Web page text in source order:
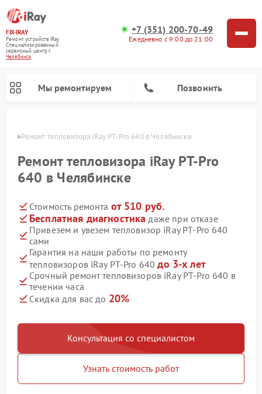
FIX-IRAY
Ремонт устройств iRay
Специализированный
cервисный центр г.
Челябинск
+7 (351) 200-70-49
Ежедневно с 9:00 до 21:00
Мы ремонтируем Позвонить
Ремонт тепловизора iRay PT-Pro 640 в Челябинске
Ремонт тепловизора iRay PT-Pro
640 в Челябинске
Стоимость ремонта от 510 руб.
Бесплатная диагностика даже при отказе
Привезем и увезем тепловизор iRay PT-Pro 640
сами
Гарантия на наши работы по ремонту
тепловизоров iRay PT-Pro 640до 3-х лет
Срочный ремонт тепловизоров iRay PT-Pro 640 в
течении часа
Скидка для вас до 20%
Консультация со специалистом
Узнать стоимость работ